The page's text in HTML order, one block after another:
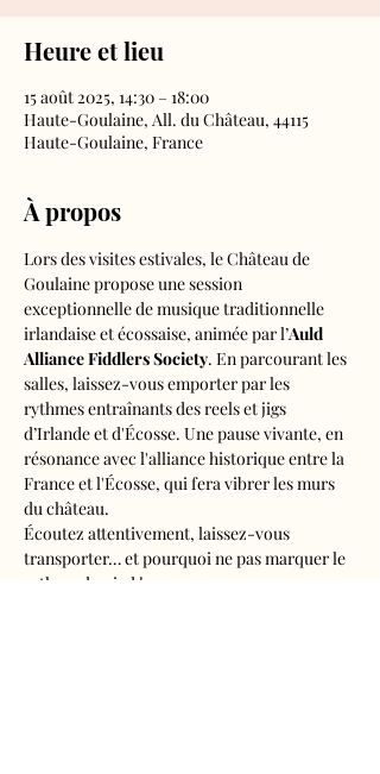
Heure et lieu
15 août 2025, 14:30 – 18:00
Haute-Goulaine, All. du Château, 44115
Haute-Goulaine, France
À propos
Lors des visites estivales, le Château de
Goulaine propose une session
exceptionnelle de musique traditionnelle
irlandaise et écossaise, animée par l’Auld
Alliance Fiddlers Society. En parcourant les
salles, laissez-vous emporter par les
rythmes entraînants des reels et jigs
d’Irlande et d'Écosse. Une pause vivante, en
résonance avec l'alliance historique entre la
France et l'Écosse, qui fera vibrer les murs
du château.
Écoutez attentivement, laissez-vous
transporter… et pourquoi ne pas marquer le
rythme du pied !